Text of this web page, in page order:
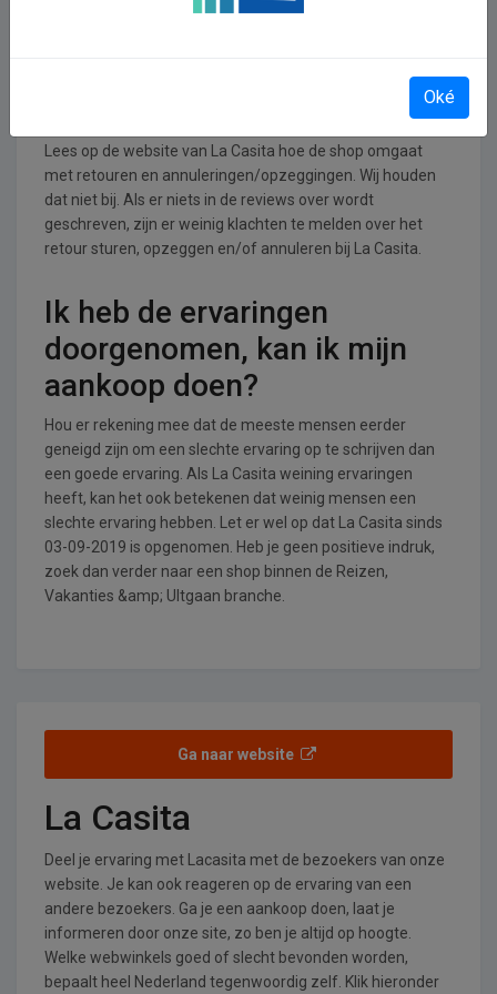
Lees op de website van La Casita hoe de shop omgaat
met retouren en annuleringen/opzeggingen. Wij houden
dat niet bij. Als er niets in de reviews over wordt
geschreven, zijn er weinig klachten te melden over het
retour sturen, opzeggen en/of annuleren bij La Casita.
Ik heb de ervaringen
doorgenomen, kan ik mijn
aankoop doen?
Hou er rekening mee dat de meeste mensen eerder
geneigd zijn om een slechte ervaring op te schrijven dan
een goede ervaring. Als La Casita weining ervaringen
heeft, kan het ook betekenen dat weinig mensen een
slechte ervaring hebben. Let er wel op dat La Casita sinds
03-09-2019 is opgenomen. Heb je geen positieve indruk,
zoek dan verder naar een shop binnen de Reizen,
Vakanties &amp; UItgaan branche.
Ga naar website
La Casita
Deel je ervaring met Lacasita met de bezoekers van onze
website. Je kan ook reageren op de ervaring van een
andere bezoekers. Ga je een aankoop doen, laat je
informeren door onze site, zo ben je altijd op hoogte.
Welke webwinkels goed of slecht bevonden worden,
bepaalt heel Nederland tegenwoordig zelf. Klik hieronder
Oké